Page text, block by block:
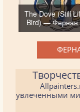
The Dove (Still
Bird) — Фернан
увлеченными